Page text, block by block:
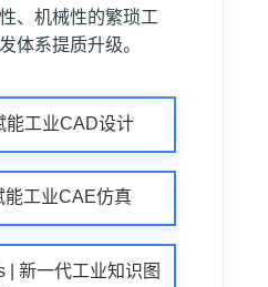
、机械性的繁琐工
体系提质升级。
能工业CAD设计
能工业CAE仿真
| 新一代工业知识图